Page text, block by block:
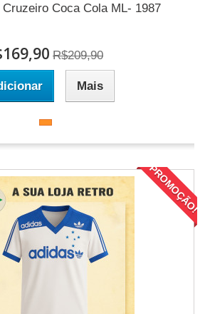
Coca Cola ML- 1987
R$209,90
Mais
PROMOÇÃO!